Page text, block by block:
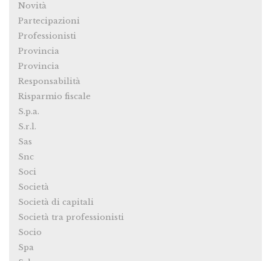
Novità
Partecipazioni
Professionisti
Provincia
Provincia
Responsabilità
Risparmio fiscale
S.p.a.
S.r.l.
Sas
Snc
Soci
Società
Società di capitali
Società tra professionisti
Socio
Spa